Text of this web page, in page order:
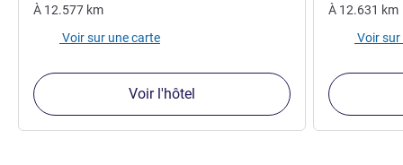
À 12.577 km
Voir sur une carte
Voir l'hôtel
À 12.631 km
Voir sur